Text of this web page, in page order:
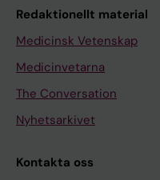
Redaktionellt material
Medicinsk Vetenskap
Medicinvetarna
The Conversation
Nyhetsarkivet
Kontakta oss